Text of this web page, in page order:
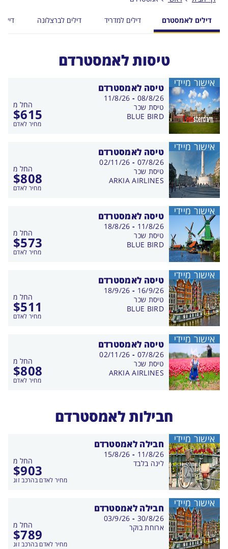
דילים לאמסטרם דילים למדריד דילים לברצלונה
טיסות לאמסטרדם
טיסה לאמסטרדם
החל מ
$615
מחיר לאדם
בין
התאריכים,
08/8/26
-
11/8/26
טיסת שכר
BLUE BIRD
אישור מיידי
טיסה לאמסטרדם
החל מ
$808
מחיר לאדם
בין
התאריכים,
07/8/26
-
02/11/26
טיסת שכר
ARKIA AIRLINES
אישור מיידי
טיסה לאמסטרדם
החל מ
$573
מחיר לאדם
בין
התאריכים,
11/8/26
-
18/8/26
טיסת שכר
BLUE BIRD
אישור מיידי
טיסה לאמסטרדם
החל מ
$511
מחיר לאדם
בין
התאריכים,
16/9/26
-
18/9/26
טיסת שכר
BLUE BIRD
אישור מיידי
טיסה לאמסטרדם
החל מ
$808
מחיר לאדם
בין
התאריכים,
07/8/26
-
02/11/26
טיסת שכר
ARKIA AIRLINES
אישור מיידי
חבילות לאמסטרדם
חבילה לאמסטרדם
החל מ
$903
מחיר לאדם בהרכב זוג
בין
התאריכים,
11/8/26
-
15/8/26
לינה בלבד
אישור מיידי
חבילה לאמסטרדם
החל מ
$789
מחיר לאדם בהרכב זוג
בין
התאריכים,
30/8/26
-
03/9/26
ארוחת בוקר
אישור מיידי